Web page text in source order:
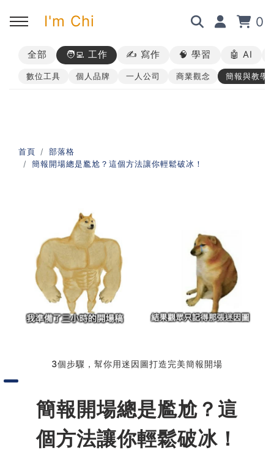
I'm Chi 0
回主選單
➡︎ 所有內容
回主選單
➡︎ 業配合作
回主選單
➡︎ 講座活動
回主選單
AI 職場應用｜ChatGPT 職場
AI 職場應用｜ChatGPT 進階
使用思維
AI 職場應用｜上班族的 AI 學
習術
AI 職場應用｜NotebookLM
職場思維與工作術｜卡片盒筆
記法
全部 🧑‍💻 工作 ✍️ 寫作 🧠 學習 🤖 AI
數位工具 個人品牌 一人公司 商業觀念 簡報與教學
首頁
部落格
簡報開場總是尷尬？這個方法讓你輕鬆破冰！
3個步驟，幫你用迷因圖打造完美簡報開場
簡報開場總是尷尬？這
個方法讓你輕鬆破冰！